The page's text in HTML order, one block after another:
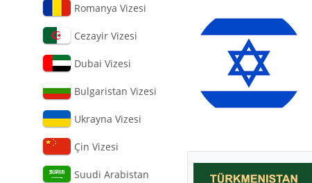
Romanya Vizesi
Cezayir Vizesi
Dubai Vizesi
Bulgaristan Vizesi
Ukrayna Vizesi
Çin Vizesi
Suudi Arabistan